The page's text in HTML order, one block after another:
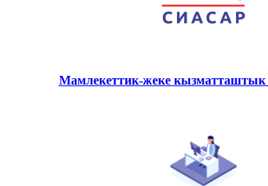
Мамлекеттик-жеке кызматташтык